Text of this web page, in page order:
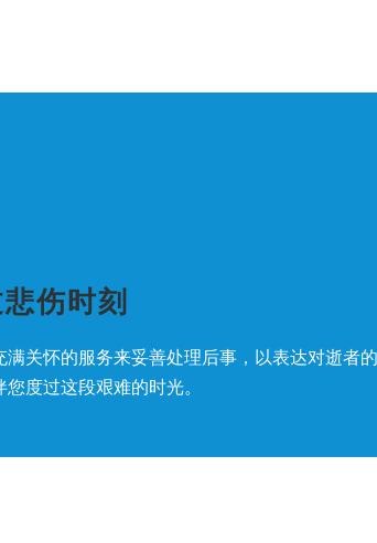
伤时刻
关怀的服务来妥善处理后事，以表达对逝者
度过这段艰难的时光。